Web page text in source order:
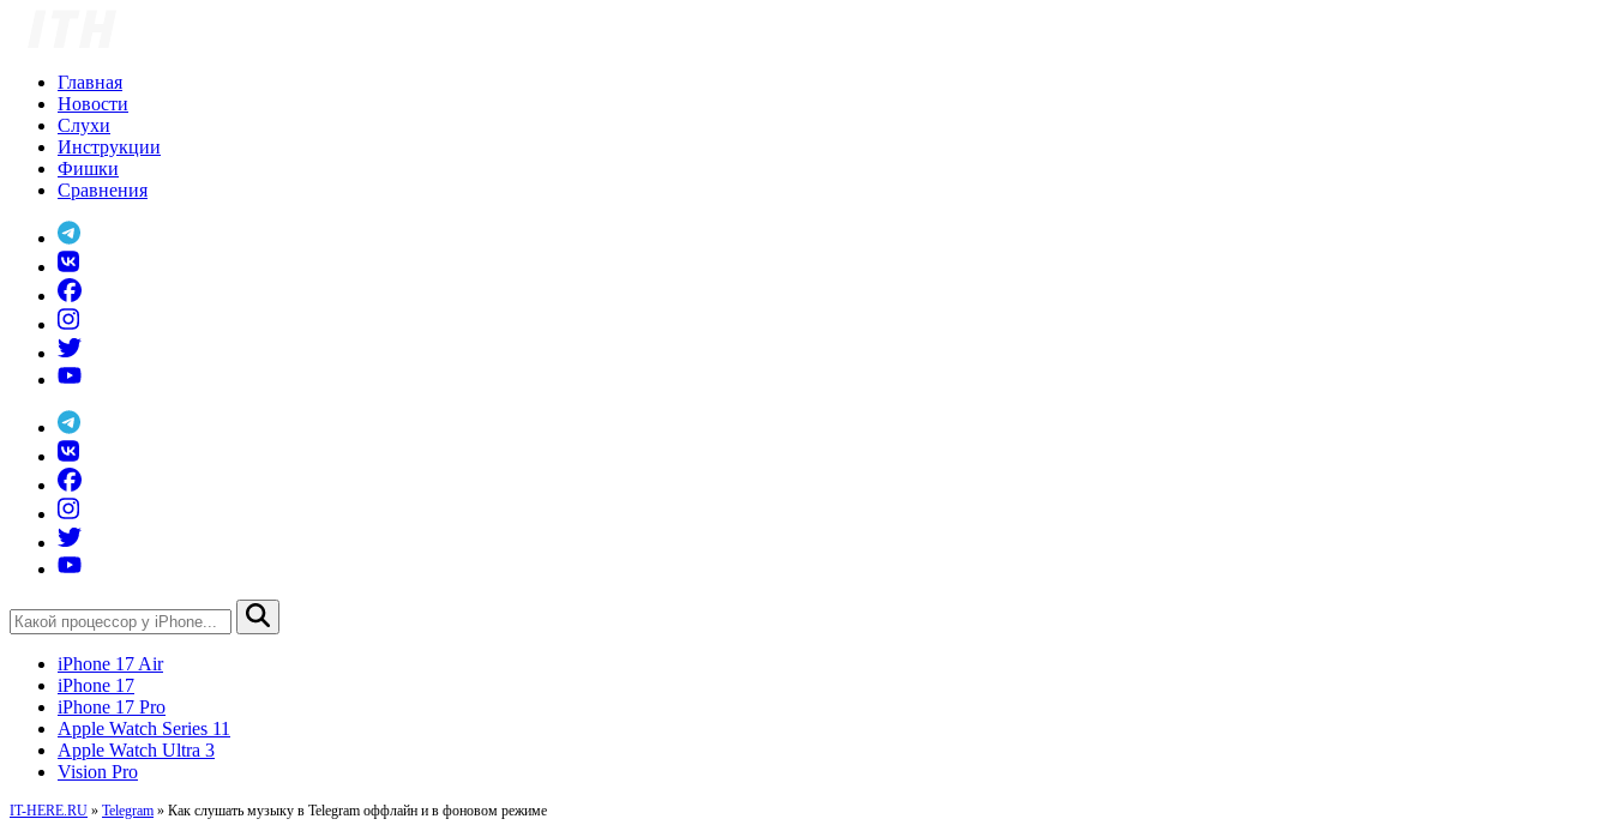
Главная
Новости
Слухи
Инструкции
Фишки
Сравнения
iPhone 17 Air
iPhone 17
iPhone 17 Pro
Apple Watch Series 11
Apple Watch Ultra 3
Vision Pro
IT-HERE.RU » Telegram » Как слушать музыку в Telegram оффлайн и в фоновом режиме